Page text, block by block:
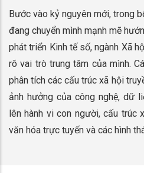
Bước vào kỷ nguyên mới, trong
đang chuyển mình mạnh mẽ
phát triển Kinh tế số, ngành Xã
rõ vai trò trung tâm của mình.
phân tích các cấu trúc xã hội
ảnh hưởng của công nghệ, dữ
lên hành vi con người, cấu trúc
văn hóa trực tuyến và các hình